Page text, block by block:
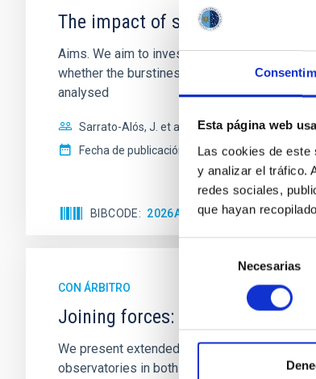
Esta página web
Las cookies de este
y analizar el tráfico.
redes sociales,
que hayan
consentimiento
Necesarias
The impact of star formation
Aims. We aim to investigate the connection
whether the burstiness and temporal
analysed
Sarrato-Alós, J. et al.
Fecha de publicación:
6 2026
BIBCODE 2026A&A...710A..95S
CON ÁRBITRO
Joining forces: 30 years of
We present extended optical monitoring of
observatories in both hemispheres and